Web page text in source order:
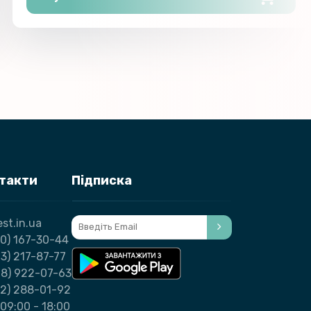
167-30-44
217-87-77
922-07-63
288-01-92
- 18:00
Підписка